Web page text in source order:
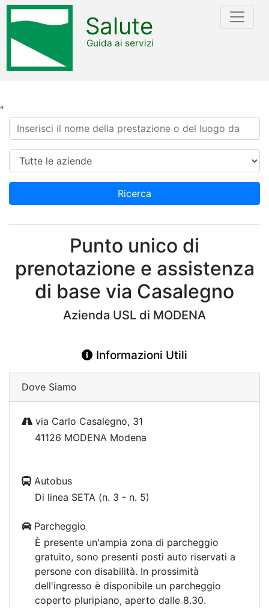
"
Salute
Guida ai servizi
Ricerca
Azienda
Ricerca
Punto unico di
prenotazione e assistenza
di base via Casalegno
Azienda USL di MODENA
Informazioni Utili
Dove Siamo
via Carlo Casalegno, 31
41126 MODENA Modena
Autobus
Di linea SETA (n. 3 - n. 5)
Parcheggio
È presente un'ampia zona di parcheggio
gratuito, sono presenti posti auto riservati a
persone con disabilità. In prossimità
dell'ingresso è disponibile un parcheggio
coperto pluripiano, aperto dalle 8.30.